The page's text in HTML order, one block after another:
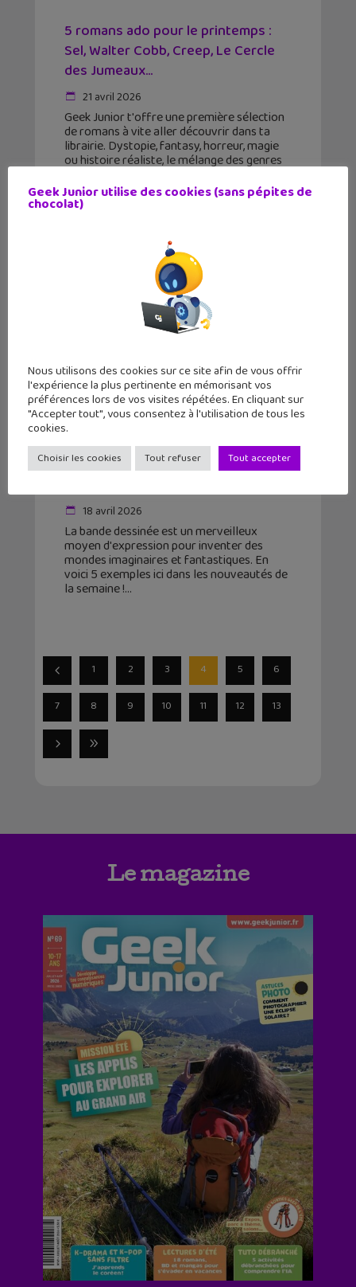
5 romans ado pour le printemps :
Sel, Walter Cobb, Creep, Le Cercle
des Jumeaux…
21 avril 2026
Geek Junior t'offre une première sélection
de romans à vite aller découvrir dans ta
librairie. Dystopie, fantasy, horreur, magie
ou histoire réaliste, le mélange des genres
5 bandes dessinées à lire cette
semaine #35 : Les seigneurs mages,
18 avril 2026
La bande dessinée est un merveilleux
moyen d'expression pour inventer des
mondes imaginaires et fantastiques. En
voici 5 exemples ici dans les nouveautés de
la semaine !
1 2 3 4 5 6
7 8 9 10 11 12 13
Le magazine
Geek Junior utilise des cookies (sans pépites de
chocolat)
Nous utilisons des cookies sur ce site afin de vous offrir
l'expérience la plus pertinente en mémorisant vos
préférences lors de vos visites répétées. En cliquant sur
"Accepter tout", vous consentez à l'utilisation de tous les
cookies.
Choisir les cookies Tout refuser Tout accepter